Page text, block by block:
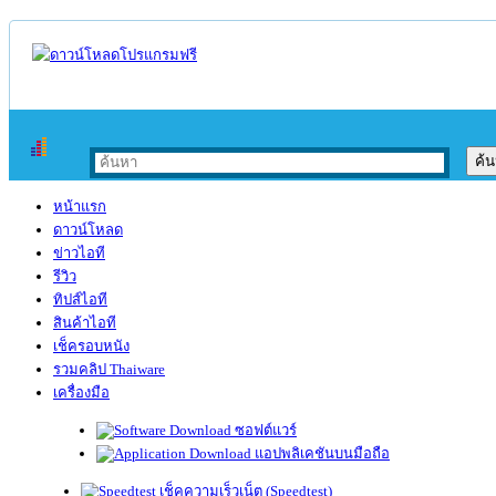
หน้าแรก
ดาวน์โหลด
ข่าวไอที
รีวิว
ทิปส์ไอที
สินค้าไอที
เช็ครอบหนัง
รวมคลิป Thaiware
เครื่องมือ
ซอฟต์แวร์
แอปพลิเคชันบนมือถือ
เช็คความเร็วเน็ต (Speedtest)